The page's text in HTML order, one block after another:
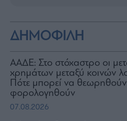
ΔΗΜΟΦΙΛΗ
ΑΑΔΕ: Στο στόχαστρο οι
χρημάτων μεταξύ κοινών
Πότε μπορεί να
φορολογηθούν
07.08.2026